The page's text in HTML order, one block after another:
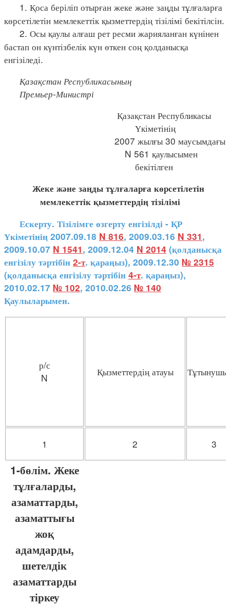
1. Қоса беріліп отырған жеке және заңды тұлғаларға
көрсетілетін мемлекеттік қызметтердің тізілімі бекітілсін.
2. Осы қаулы алғаш рет ресми жарияланған күнінен
бастап он күнтізбелік күн өткен соң қолданысқа
енгізіледі.
Қазақстан Республикасының
Премьер-Министрі
Қазақстан Республикасы
Үкіметінің
2007 жылғы 30 маусымдағы
N 561 қаулысымен
бекітілген
Жеке және заңды тұлғаларға көрсетілетін
мемлекеттік қызметтердің тізілімі
Ескерту. Тізілімге өзгерту енгізілді - ҚР
Үкіметінің 2007.09.18 N 816, 2009.03.16 N 331,
2009.10.07 N 1541, 2009.12.04 N 2014 (қолданысқа
енгізілу тәртібін 2-т. қараңыз), 2009.12.30 № 2315
(қолданысқа енгізілу тәртібін 4-т. қараңыз),
2010.02.17 № 102, 2010.02.26 № 140
Қаулыларымен.
р/с
N
Қызметтердің атауы
1 2 3
1-бөлім. Жеке
тұлғаларды,
азаматтарды,
азаматтығы
жоқ
адамдарды,
шетелдік
азаматтарды
тіркеу